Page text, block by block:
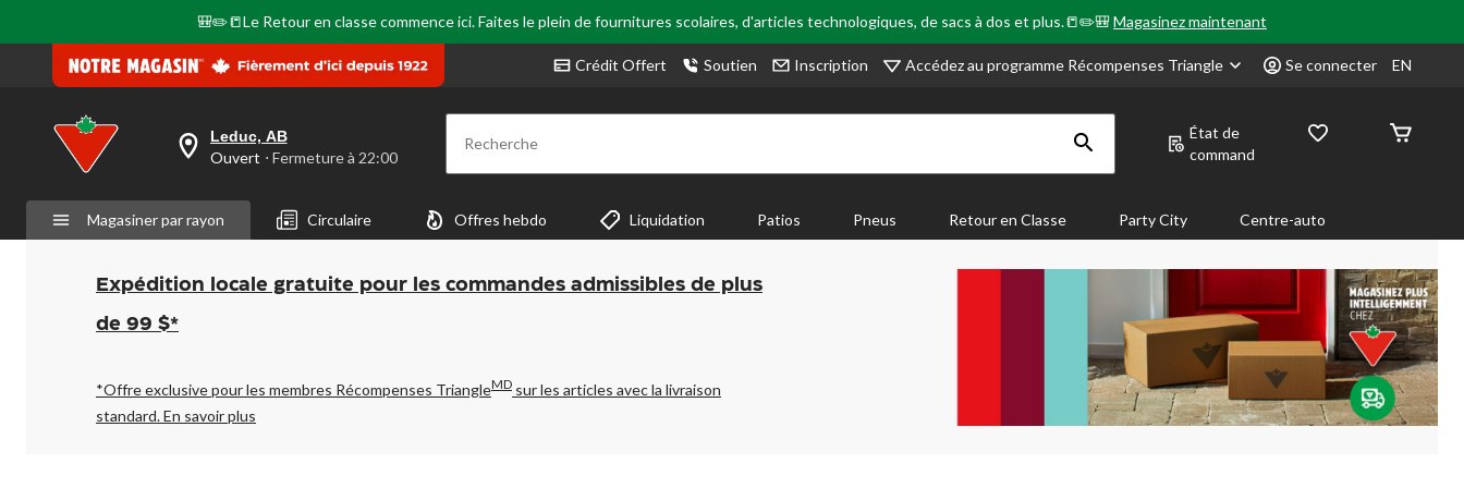
🎒✏️📒Le Retour en classe commence ici. Faites le plein de fournitures scolaires, d'articles technologiques, de sacs à dos et plus.📒✏️🎒Magasinez maintenant
Crédit Offert Soutien Inscription Accédez au programme Récompenses Triangle Se connecter EN
votre
est
Leduc,
AB,
Ouvert,
Fermeture
à
pour
changer
Leduc, AB
Ouvert ⋅ Fermeture à 22:00 Recherche
État de
command
Magasiner par rayon Circulaire Offres hebdo Liquidation Patios Pneus Retour en Classe Party City Centre-auto
Expédition locale gratuite pour les commandes admissibles de plus
de 99 $*
*Offre exclusive pour les membres Récompenses TriangleMD sur les articles avec la livraison
standard.En savoir plus